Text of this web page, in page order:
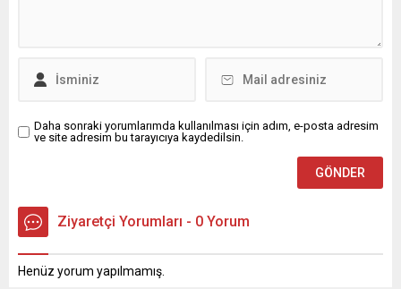
Daha sonraki yorumlarımda kullanılması için adım, e-posta adresim
ve site adresim bu tarayıcıya kaydedilsin.
Ziyaretçi Yorumları - 0 Yorum
Henüz yorum yapılmamış.